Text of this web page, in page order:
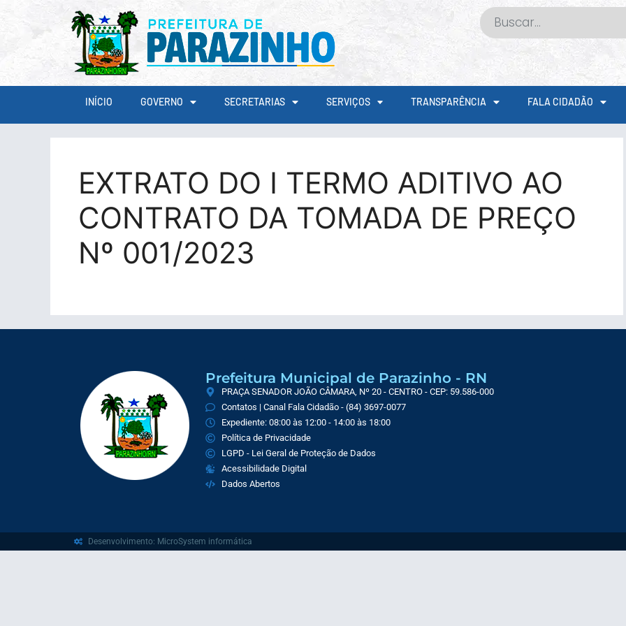
INÍCIO GOVERNO SECRETARIAS SERVIÇOS TRANSPARÊNCIA FALA CIDADÃO
EXTRATO DO I TERMO ADITIVO AO
CONTRATO DA TOMADA DE PREÇO
Nº 001/2023
Prefeitura Municipal de Parazinho - RN
PRAÇA SENADOR JOÃO CÂMARA, Nº 20 - CENTRO - CEP: 59.586-000
Contatos | Canal Fala Cidadão - (84) 3697-0077
Expediente: 08:00 às 12:00 - 14:00 às 18:00
Política de Privacidade
LGPD - Lei Geral de Proteção de Dados
Acessibilidade Digital
Dados Abertos
Desenvolvimento: MicroSystem informática